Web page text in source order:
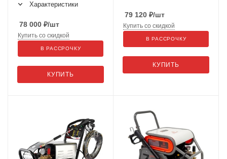
Характеристики
78 000 ₽/шт
КУПИТЬ
Купить со скидкой
В РАССРОЧКУ
79 120 ₽/шт
КУПИТЬ
Купить со скидкой
В РАССРОЧКУ